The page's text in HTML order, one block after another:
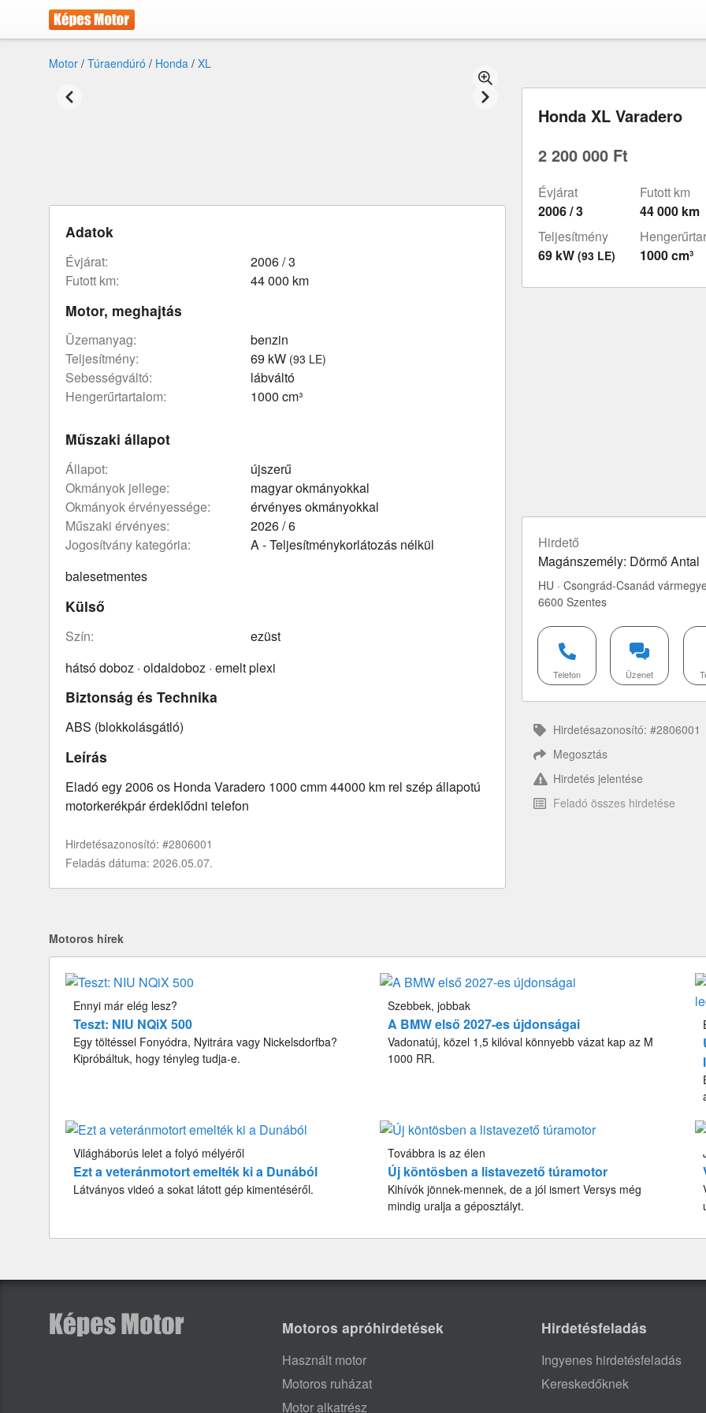
Motor / Túraendúró / Honda / XL
Honda XL Varadero
2 200 000 Ft
Évjárat
2006 / 3
Futott km
44 000 km
Teljesítmény
69 kW (93 LE)
1000 cm³
Hirdető
Magánszemély: Dörmő Antal
HU · Csongrád-Csanád
6600 Szentes
Telefon Üzenet
Hirdetésazonosító: #2806001
Megosztás
Hirdetés jelentése
Feladó összes hirdetése
Adatok
évjárat:
2006 / 3
futott km:
44 000 km
Motor, meghajtás
üzemanyag:
benzin
teljesítmény:
69 kW (93 LE)
sebességváltó:
lábváltó
hengerűrtartalom:
1000 cm³
Műszaki állapot
állapot:
újszerű
okmányok jellege:
magyar okmányokkal
okmányok érvényessége:
érvényes okmányokkal
műszaki érvényes:
2026 / 6
Jogosítvány kategória:
A - Teljesítménykorlátozás nélkül
balesetmentes
Külső
szín:
ezüst
hátsó doboz · oldaldoboz · emelt plexi
Biztonság és Technika
ABS (blokkolásgátló)
Leírás
Eladó egy 2006 os Honda Varadero 1000 cmm 44000 km rel szép állapotú
motorkerékpár érdeklődni telefon
Hirdetésazonosító: #2806001
Feladás dátuma: 2026.05.07.
Motoros hírek
Ennyi már elég lesz?
Teszt: NIU NQiX 500
Egy töltéssel Fonyódra, Nyitrára vagy Nickelsdorfba?
Kipróbáltuk, hogy tényleg tudja-e.
Szebbek, jobbak
A BMW első 2027-es újdonságai
Vadonatúj, közel 1,5 kilóval könnyebb vázat kap az M
1000 RR.
Világháborús lelet a folyó mélyéről
Ezt a veteránmotort emelték ki a Dunából
Látványos videó a sokat látott gép kimentéséről.
Továbbra is az élen
Új köntösben a listavezető túramotor
Kihívók jönnek-mennek, de a jól ismert Versys még
mindig uralja a géposztályt.
Motoros apróhirdetések
Használt motor
Motoros ruházat
Motor alkatrész
Hirdetésfeladás
Ingyenes hirdetésfeladás
Kereskedőknek